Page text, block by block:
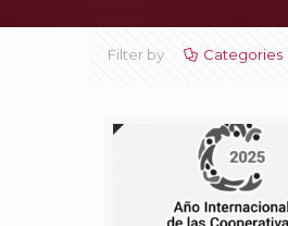
Filter by Categories